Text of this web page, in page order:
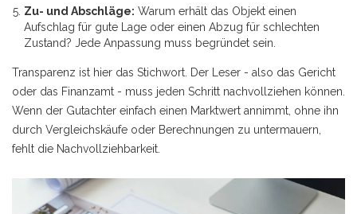
Zu- und Abschläge: Warum erhält das Objekt einen
Aufschlag für gute Lage oder einen Abzug für schlechten
Zustand? Jede Anpassung muss begründet sein.
Transparenz ist hier das Stichwort. Der Leser - also das Gericht
oder das Finanzamt - muss jeden Schritt nachvollziehen können.
Wenn der Gutachter einfach einen Marktwert annimmt, ohne ihn
durch Vergleichskäufe oder Berechnungen zu untermauern,
fehlt die Nachvollziehbarkeit.